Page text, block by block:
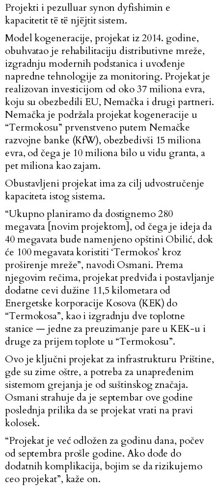
Projekti i pezulluar synon dyfishimin e
kapacitetit të të njëjtit sistem.
Model kogeneracije, projekat iz 2014. godine,
obuhvatao je rehabilitaciju distributivne mreže,
izgradnju modernih podstanica i uvođenje
napredne tehnologije za monitoring. Projekat je
realizovan investicijom od oko 37 miliona evra,
koju su obezbedili EU, Nemačka i drugi partneri.
Nemačka je podržala projekat kogeneracije u
“Termokosu” prvenstveno putem Nemačke
razvojne banke (KfW), obezbedivši 15 miliona
evra, od čega je 10 miliona bilo u vidu granta, a
pet miliona kao zajam.
Obustavljeni projekat ima za cilj udvostručenje
kapaciteta istog sistema.
“Ukupno planiramo da dostignemo 280
megavata [novim projektom], od čega je ideja da
40 megavata bude namenjeno opštini Obilić, dok
će 100 megavata koristiti ‘Termokos’ kroz
proširenje mreže”, navodi Osmani. Prema
njegovim rečima, projekat predviđa i postavljanje
dodatne cevi dužine 11,5 kilometara od
Energetske korporacije Kosova (KEK) do
“Termokosa”, kao i izgradnju dve toplotne
stanice — jedne za preuzimanje pare u KEK-u i
druge za prijem toplote u “Termokosu”.
Ovo je ključni projekat za infrastrukturu Prištine,
gde su zime oštre, a potreba za unapređenim
sistemom grejanja je od suštinskog značaja.
Osmani strahuje da je septembar ove godine
poslednja prilika da se projekat vrati na pravi
kolosek.
“Projekat je već odložen za godinu dana, počev
od septembra prošle godine. Ako dođe do
dodatnih komplikacija, bojim se da rizikujemo
ceo projekat”, kaže on.